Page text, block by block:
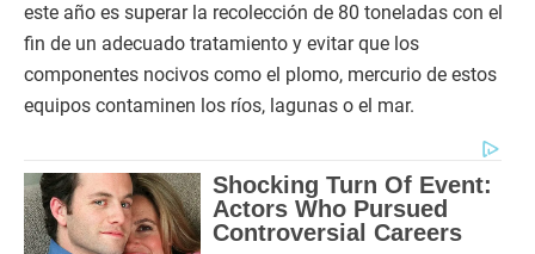
este año es superar la recolección de 80 toneladas con el
fin de un adecuado tratamiento y evitar que los
componentes nocivos como el plomo, mercurio de estos
equipos contaminen los ríos, lagunas o el mar.